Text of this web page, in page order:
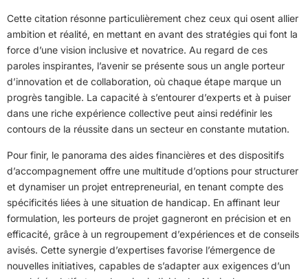
Cette citation résonne particulièrement chez ceux qui osent allier
ambition et réalité, en mettant en avant des stratégies qui font la
force d’une vision inclusive et novatrice. Au regard de ces
paroles inspirantes, l’avenir se présente sous un angle porteur
d’innovation et de collaboration, où chaque étape marque un
progrès tangible. La capacité à s’entourer d’experts et à puiser
dans une riche expérience collective peut ainsi redéfinir les
contours de la réussite dans un secteur en constante mutation.
Pour finir, le panorama des aides financières et des dispositifs
d’accompagnement offre une multitude d’options pour structurer
et dynamiser un projet entrepreneurial, en tenant compte des
spécificités liées à une situation de handicap. En affinant leur
formulation, les porteurs de projet gagneront en précision et en
efficacité, grâce à un regroupement d’expériences et de conseils
avisés. Cette synergie d’expertises favorise l’émergence de
nouvelles initiatives, capables de s’adapter aux exigences d’un